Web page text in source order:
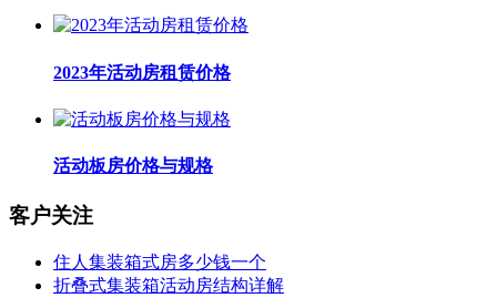
2023年活动房租赁价格
活动板房价格与规格
客户关注
住人集装箱式房多少钱一个
折叠式集装箱活动房结构详解